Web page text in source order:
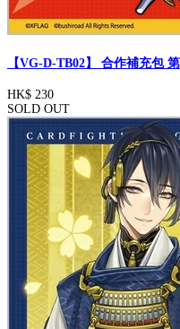
【VG-D-TB02】 合作補充包
HK$ 230
SOLD OUT